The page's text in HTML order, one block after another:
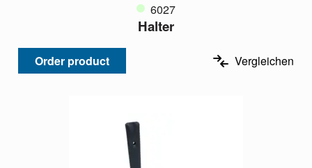
6027
Halter
Order product Vergleichen